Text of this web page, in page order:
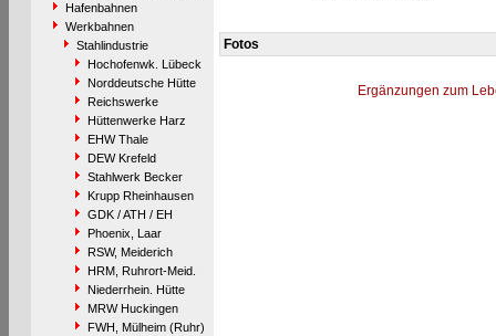
Hafenbahnen
Werkbahnen
Stahlindustrie
Hochofenwk. Lübeck
Norddeutsche Hütte
Reichswerke
Hüttenwerke Harz
EHW Thale
DEW Krefeld
Stahlwerk Becker
Krupp Rheinhausen
GDK / ATH / EH
Phoenix, Laar
RSW, Meiderich
HRM, Ruhrort-Meid.
Niederrhein. Hütte
MRW Huckingen
FWH, Mülheim (Ruhr)
Fotos
Ergänzungen zum